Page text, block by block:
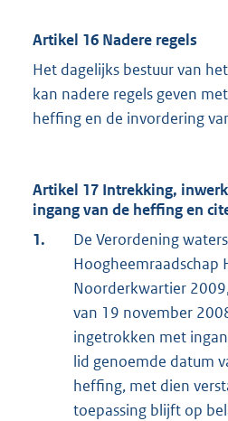
Artikel 16 Nadere regels
Het dagelijks bestuur van
kan nadere regels geven
heffing en de invordering
Artikel 17 Intrekking,
ingang van de heffing en
1.
De Verordening
Hoogheemraadschap
Noorderkwartier
van 19 november
ingetrokken met
lid genoemde datum
heffing, met dien
toepassing blijft op